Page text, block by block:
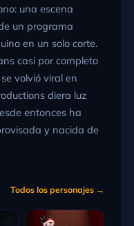
una escena
un programa
en un solo corte.
casi por completo
volvió viral en
diera luz
entonces ha
y nacida de
Todos los personajes →